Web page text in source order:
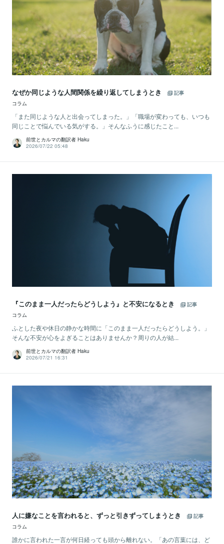
なぜか同じような人間関係を繰り返してしまうとき
記事
コラム
「また同じような人と出会ってしまった。」「職場が変わっても、いつも
同じことで悩んでいる気がする。」そんなふうに感じたこと...
前世とカルマの翻訳者 Haku
2026/07/22 05:48
『このまま一人だったらどうしよう』と不安になるとき
記事
コラム
ふとした夜や休日の静かな時間に「このまま一人だったらどうしよう。」
そんな不安が心をよぎることはありませんか？周りの人が結...
前世とカルマの翻訳者 Haku
2026/07/21 16:31
人に嫌なことを言われると、ずっと引きずってしまうとき
記事
コラム
誰かに言われた一言が何日経っても頭から離れない。「あの言葉には、ど